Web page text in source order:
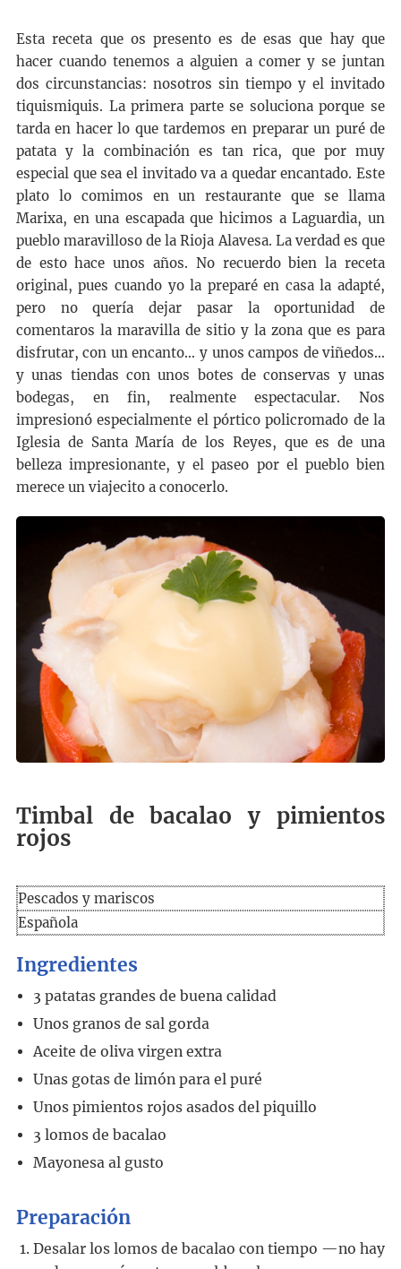
Esta receta que os presento es de esas que hay que
hacer cuando tenemos a alguien a comer y se juntan
dos circunstancias: nosotros sin tiempo y el invitado
tiquismiquis. La primera parte se soluciona porque se
tarda en hacer lo que tardemos en preparar un puré de
patata y la combinación es tan rica, que por muy
especial que sea el invitado va a quedar encantado. Este
plato lo comimos en un restaurante que se llama
Marixa, en una escapada que hicimos a Laguardia, un
pueblo maravilloso de la Rioja Alavesa. La verdad es que
de esto hace unos años. No recuerdo bien la receta
original, pues cuando yo la preparé en casa la adapté,
pero no quería dejar pasar la oportunidad de
comentaros la maravilla de sitio y la zona que es para
disfrutar, con un encanto… y unos campos de viñedos…
y unas tiendas con unos botes de conservas y unas
bodegas, en fin, realmente espectacular. Nos
impresionó especialmente el pórtico policromado de la
Iglesia de Santa María de los Reyes, que es de una
belleza impresionante, y el paseo por el pueblo bien
merece un viajecito a conocerlo.
Timbal de bacalao y pimientos
rojos
Pescados y mariscos
Española
Ingredientes
3 patatas grandes de buena calidad
Unos granos de sal gorda
Aceite de oliva virgen extra
Unas gotas de limón para el puré
Unos pimientos rojos asados del piquillo
3 lomos de bacalao
Mayonesa al gusto
Preparación
Desalar los lomos de bacalao con tiempo —no hay